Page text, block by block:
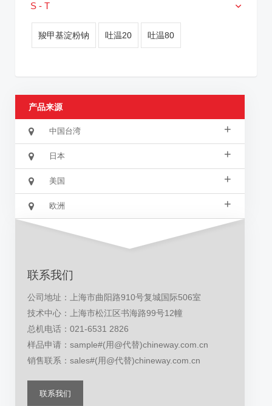
S - T
羧甲基淀粉钠 吐温20 吐温80
产品来源
中国台湾 +
日本 +
美国 +
欧洲 +
联系我们
公司地址：上海市曲阳路910号复城国际506室
技术中心：上海市松江区书海路99号12幢
总机电话：021-6531 2826
样品申请：sample#(用@代替)chineway.com.cn
销售联系：sales#(用@代替)chineway.com.cn
联系我们